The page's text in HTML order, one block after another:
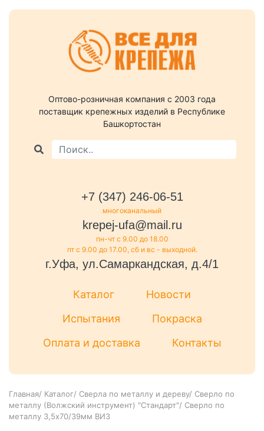
Оптово-розничная компания c 2003 года
поставщик крепежных изделий в Республике
Башкортостан
+7 (347) 246-06-51
многоканальный
krepej-ufa@mail.ru
пн-чт с 9.00 до 18.00
пт с 9.00 до 17.00, сб и вс - выходной.
г.Уфа, ул.Самаркандская, д.4/1
Каталог
Новости
Испытания
Покраска
Оплата и доставка
Контакты
Главная/ Каталог/ Сверла по металлу и дереву/ Сверло по
металлу (Волжский инструмент) "Стандарт"/ Сверло по
металлу 3,5х70/39мм ВИЗ